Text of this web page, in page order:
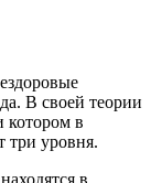
В своей теории
котором в
три уровня.